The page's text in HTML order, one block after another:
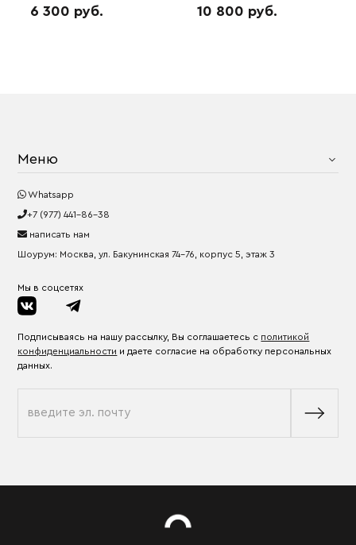
5A4057
6 300 руб.
5A4047
10 800 руб.
Меню
Whatsapp
+7 (977) 441-86-38
написать нам
Шоурум: Москва, ул. Бакунинская 74-76, корпус 5, этаж 3
Мы в соцсетях
Подписываясь на нашу рассылку, Вы соглашаетесь с политикой
конфиденциальности и даете согласие на обработку персональных
данных.